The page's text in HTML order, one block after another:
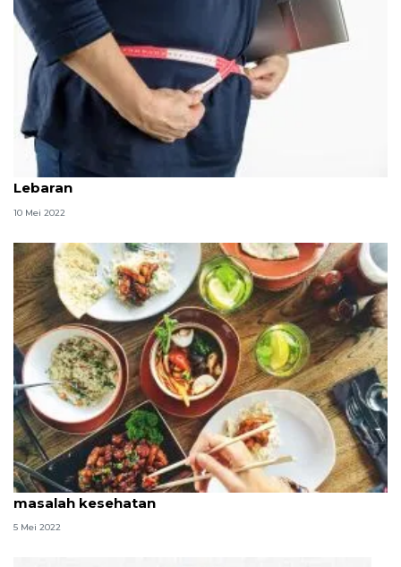
Tips kembalikan berat badan ideal usai libur
Lebaran
10 Mei 2022
Tips diet sehat usai Ramadhan demi cegah
masalah kesehatan
5 Mei 2022